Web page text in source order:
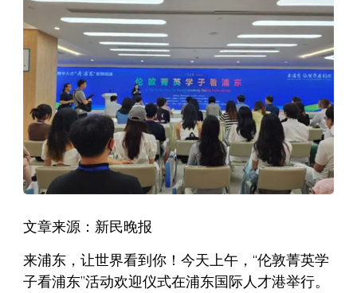
文章来源：新民晚报
来浦东，让世界看到你！今天上午，“伦敦菁英学
子看浦东”活动欢迎仪式在浦东国际人才港举行。